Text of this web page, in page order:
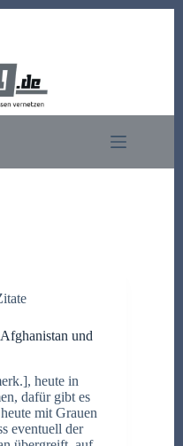
und
heute in
dafür gibt es
mit Grauen
eventuell der